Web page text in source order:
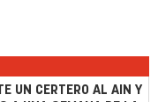
UN CERTERO AL AIN Y